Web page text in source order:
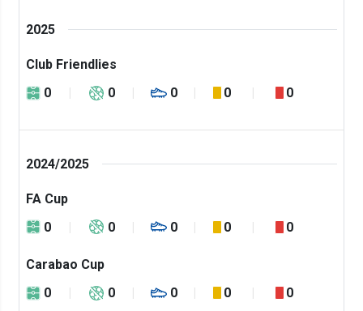
2025
Club Friendlies
0
0 0 0 0
2024/2025
FA Cup
0
0 0 0 0
Carabao Cup
0
0 0 0 0